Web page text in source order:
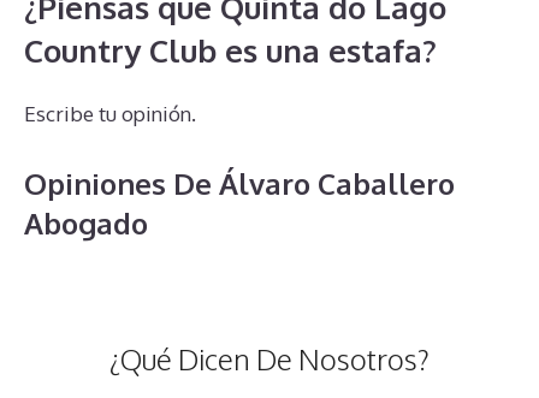
Country Club es una estafa?
Escribe tu opinión.
Opiniones De Álvaro Caballero
Abogado
¿Qué Dicen De Nosotros?